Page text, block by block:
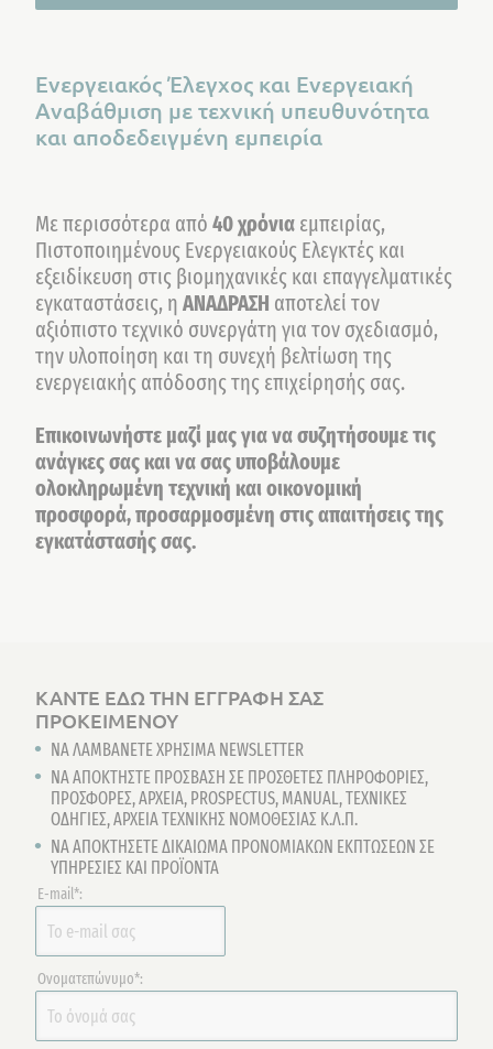
Ενεργειακός Έλεγχος και Ενεργειακή
Αναβάθμιση με τεχνική υπευθυνότητα
και αποδεδειγμένη εμπειρία
Με περισσότερα από 40 χρόνια εμπειρίας,
Πιστοποιημένους Ενεργειακούς Ελεγκτές και
εξειδίκευση στις βιομηχανικές και επαγγελματικές
εγκαταστάσεις, η ΑΝΑΔΡΑΣΗ αποτελεί τον
αξιόπιστο τεχνικό συνεργάτη για τον σχεδιασμό,
την υλοποίηση και τη συνεχή βελτίωση της
ενεργειακής απόδοσης της επιχείρησής σας.
Επικοινωνήστε μαζί μας για να συζητήσουμε τις
ανάγκες σας και να σας υποβάλουμε
ολοκληρωμένη τεχνική και οικονομική
προσφορά, προσαρμοσμένη στις απαιτήσεις της
εγκατάστασής σας.
ΚΑΝΤΕ ΕΔΩ ΤΗΝ ΕΓΓΡΑΦΗ ΣΑΣ
ΠΡΟΚΕΙΜΕΝΟΥ
ΝΑ ΛΑΜΒΑΝΕΤΕ ΧΡΗΣΙΜΑ NEWSLETTER
ΝΑ ΑΠΟΚΤΗΣΤΕ ΠΡΟΣΒΑΣΗ ΣΕ ΠΡΟΣΘΕΤΕΣ ΠΛΗΡΟΦΟΡΙΕΣ,
ΠΡΟΣΦΟΡΕΣ, ΑΡΧΕΙΑ, PROSPECTUS, ΜΑΝUAL, ΤΕΧΝΙΚΕΣ
ΟΔΗΓΙΕΣ, ΑΡΧΕΙΑ ΤΕΧΝΙΚΗΣ ΝΟΜΟΘΕΣΙΑΣ Κ.Λ.Π.
ΝΑ ΑΠΟΚΤΗΣΕΤΕ ΔΙΚΑΙΩΜΑ ΠΡΟΝΟΜΙΑΚΩΝ ΕΚΠΤΩΣΕΩΝ ΣΕ
ΥΠΗΡΕΣΙΕΣ ΚΑΙ ΠΡΟΪΟΝΤΑ
E-mail*:
Ονοματεπώνυμο*: